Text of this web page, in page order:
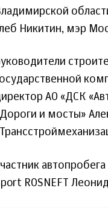
Никитин, мэр
Государственной
АО «ДСК
и мосты»
ROSNEFT